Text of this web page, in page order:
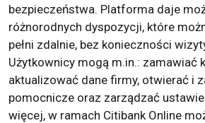
bezpieczeństwa. Platforma daje
różnorodnych dyspozycji, które
pełni zdalnie, bez konieczności
Użytkownicy mogą m.in.: zamawiać
aktualizować dane firmy, otwierać i
pomocnicze oraz zarządzać
więcej, w ramach Citibank Online